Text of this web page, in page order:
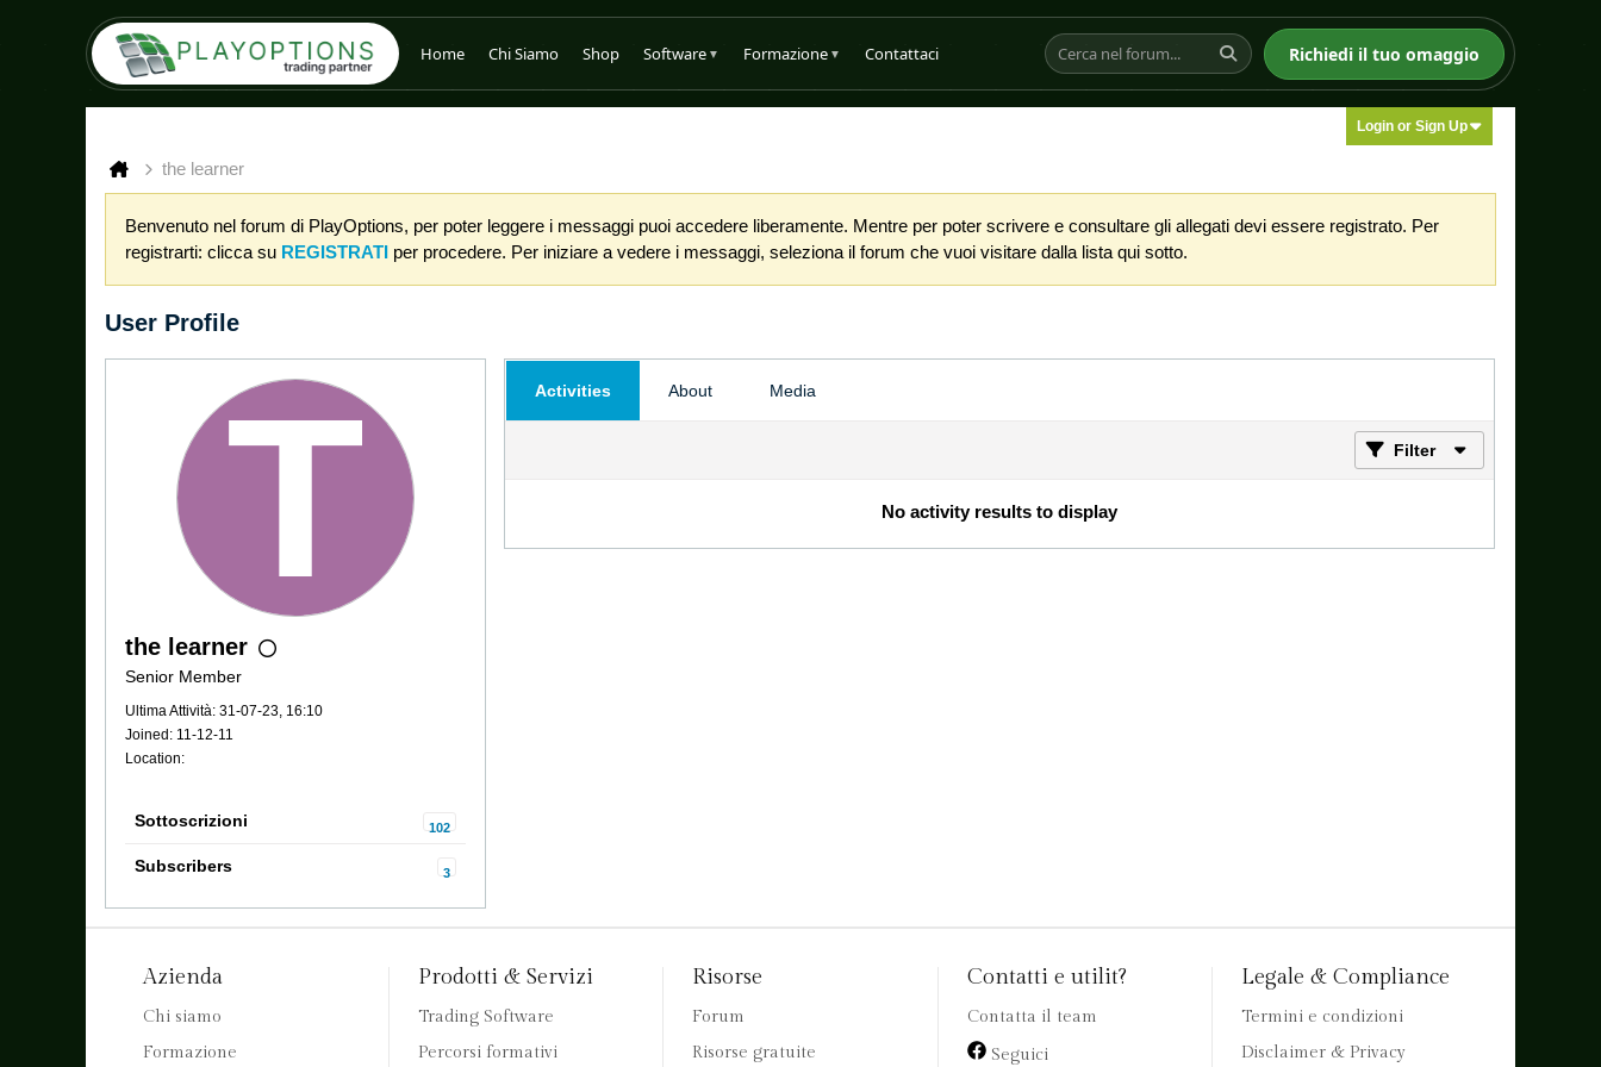
Home Chi Siamo Shop Software ▼ Formazione ▼ Contattaci Richiedi il tuo omaggio
Login or Sign Up
the learner
Benvenuto nel forum di PlayOptions, per poter leggere i messaggi puoi accedere liberamente. Mentre per poter scrivere e consultare gli allegati devi essere registrato. Per
registrarti: clicca su REGISTRATI per procedere. Per iniziare a vedere i messaggi, seleziona il forum che vuoi visitare dalla lista qui sotto.
User Profile
the learner
Senior Member
Ultima Attività: 31-07-23, 16:10
Joined: 11-12-11
Location:
Sottoscrizioni 102
Subscribers 3
Activities About Media
Filter
No activity results to display
Azienda
Chi siamo
Formazione
Prodotti & Servizi
Trading Software
Percorsi formativi
Risorse
Forum
Risorse gratuite
Contatti e utilit?
Contatta il team
Seguici
Legale & Compliance
Termini e condizioni
Disclaimer & Privacy